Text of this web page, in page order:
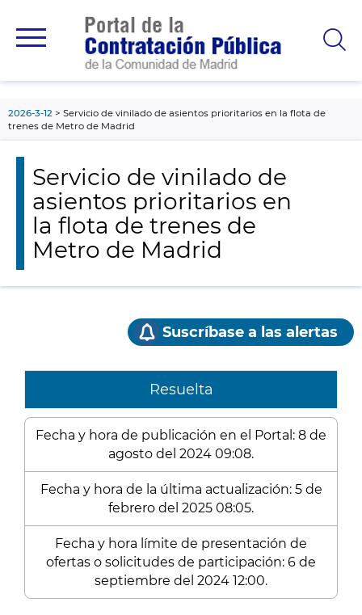
principal
2026-3-12
Servicio de vinilado de asientos prioritarios en la flota de
trenes de Metro de Madrid
Servicio de vinilado de
asientos prioritarios en
la flota de trenes de
Metro de Madrid
Suscríbase a las alertas
Resuelta
Fecha y hora de publicación en el Portal: 8 de
agosto del 2024 09:08.
Fecha y hora de la última actualización: 5 de
febrero del 2025 08:05.
Fecha y hora límite de presentación de
ofertas o solicitudes de participación: 6 de
septiembre del 2024 12:00.